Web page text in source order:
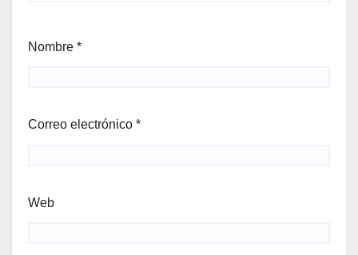
Nombre *
Correo electrónico *
Web